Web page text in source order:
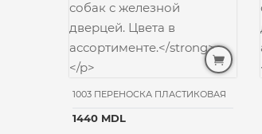
1003 ПЕРЕНОСКА ПЛАСТИКОВАЯ
1440 MDL